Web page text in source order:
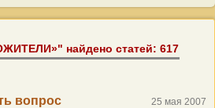
найдено статей: 617
вопрос 25 мая 2007